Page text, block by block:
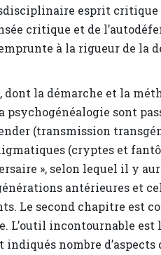
esprit critique
critique et de
à la rigueur de la
dont la démarche et la
psychogénéalogie sont
(transmission
(cryptes et
», selon lequel il y
antérieures et
Le second chapitre est
incontournable est
nombre